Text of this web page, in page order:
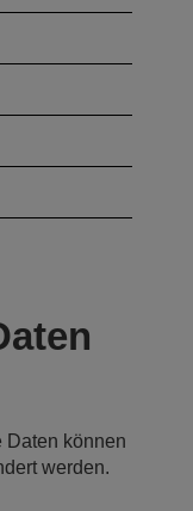
Daten können
werden.